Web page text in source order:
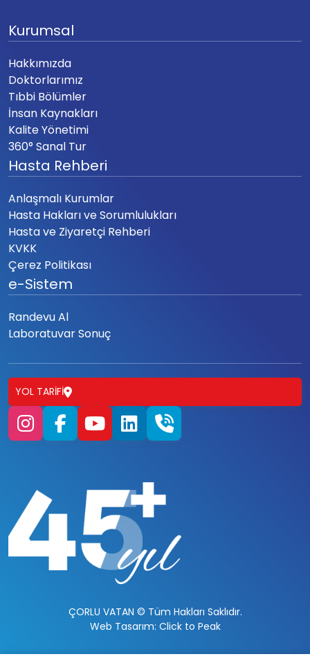
Kurumsal
Hakkımızda
Doktorlarımız
Tıbbi Bölümler
İnsan Kaynakları
Kalite Yönetimi
360° Sanal Tur
Hasta Rehberi
Anlaşmalı Kurumlar
Hasta Hakları ve Sorumlulukları
Hasta ve Ziyaretçi Rehberi
KVKK
Çerez Politikası
e-Sistem
Randevu Al
Laboratuvar Sonuç
YOL TARIFI
ÇORLU VATAN © Tüm Hakları Saklıdır.
Web Tasarım: Click to Peak